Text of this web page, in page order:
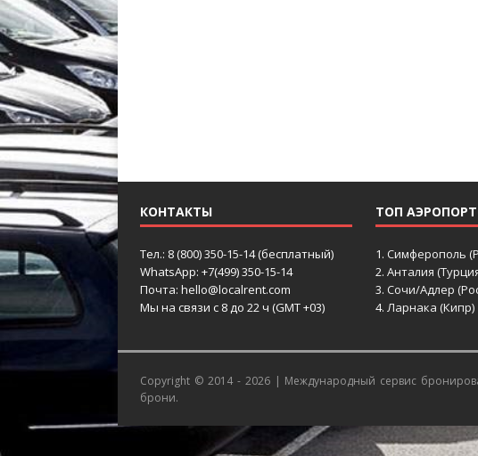
КОНТАКТЫ
Тел.: 8 (800) 350-15-14 (бесплатный)
WhatsApp: +7(499) 350-15-14
Почта: hello@localrent.com
Мы на связи с 8 до 22 ч (GMT +03)
ТОП
1. Симферополь
2. Анталия
3. Сочи/Адлер
4. Ларнака (Кипр)
Copyright © 2014 - 2026 | Международный сервис
брони.